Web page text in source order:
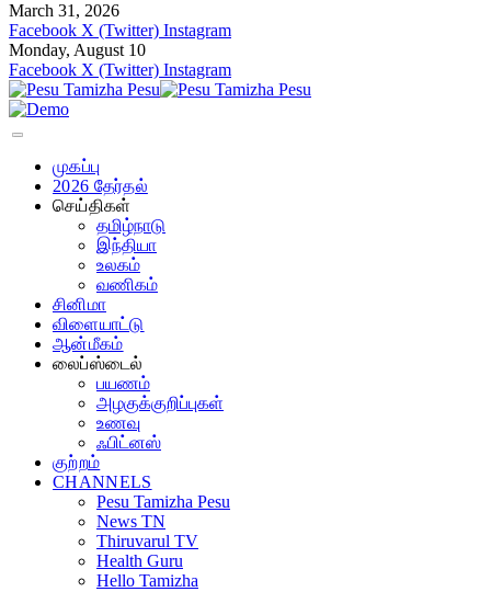
March 31, 2026
Facebook X (Twitter) Instagram
Monday, August 10
Facebook X (Twitter) Instagram
முகப்பு
2026 தேர்தல்
செய்திகள்
தமிழ்நாடு
இந்தியா
உலகம்
வணிகம்
சினிமா
விளையாட்டு
ஆன்மீகம்
லைப்ஸ்டைல்
பயணம்
அழகுக்குறிப்புகள்
உணவு
ஃபிட்னஸ்
குற்றம்
CHANNELS
Pesu Tamizha Pesu
News TN
Thiruvarul TV
Health Guru
Hello Tamizha